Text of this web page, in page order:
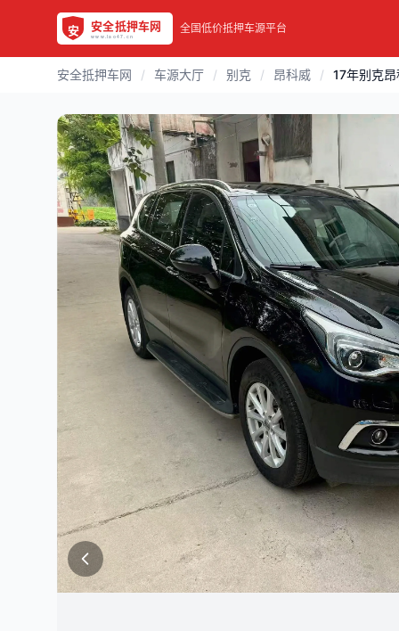
全国低价抵押车源平台
安全抵押车网 / 车源大厅 / 别克 / 昂科威 / 17年别克